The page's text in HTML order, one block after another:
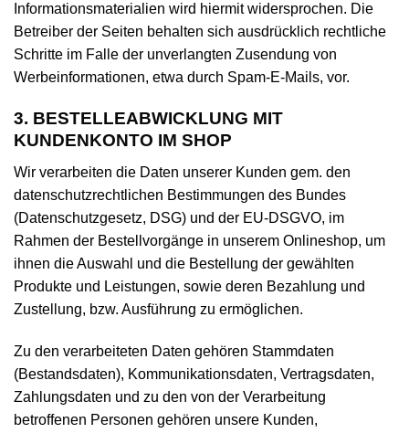
Informationsmaterialien wird hiermit widersprochen. Die
Betreiber der Seiten behalten sich ausdrücklich rechtliche
Schritte im Falle der unverlangten Zusendung von
Werbeinformationen, etwa durch Spam-E-Mails, vor.
3. BESTELLEABWICKLUNG MIT
KUNDENKONTO IM SHOP
Wir verarbeiten die Daten unserer Kunden gem. den
datenschutzrechtlichen Bestimmungen des Bundes
(Datenschutzgesetz, DSG) und der EU-DSGVO, im
Rahmen der Bestellvorgänge in unserem Onlineshop, um
ihnen die Auswahl und die Bestellung der gewählten
Produkte und Leistungen, sowie deren Bezahlung und
Zustellung, bzw. Ausführung zu ermöglichen.
Zu den verarbeiteten Daten gehören Stammdaten
(Bestandsdaten), Kommunikationsdaten, Vertragsdaten,
Zahlungsdaten und zu den von der Verarbeitung
betroffenen Personen gehören unsere Kunden,